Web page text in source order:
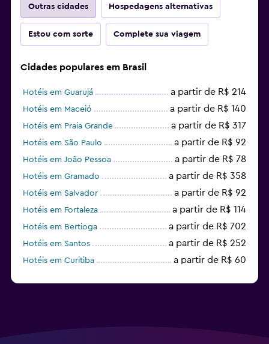
Outras cidades Hospedagens alternativas
Estou com sorte Complete sua viagem
Cidades populares em Brasil
Hotéis em Guarujá a partir de R$ 214
Hotéis em Maceió a partir de R$ 140
Hotéis em Praia Grande a partir de R$ 317
Hotéis em São Paulo a partir de R$ 92
Hotéis em João Pessoa a partir de R$ 78
Hotéis em Gramado a partir de R$ 358
Hotéis em Salvador a partir de R$ 92
Hotéis em Fortaleza a partir de R$ 114
Hotéis em Bertioga a partir de R$ 702
Hotéis em Santos a partir de R$ 252
Hotéis em Curitiba a partir de R$ 60